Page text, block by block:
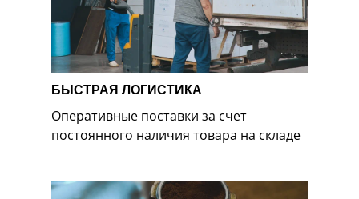
БЫСТРАЯ ЛОГИСТИКА
Оперативные поставки за счет
постоянного наличия товара на складе